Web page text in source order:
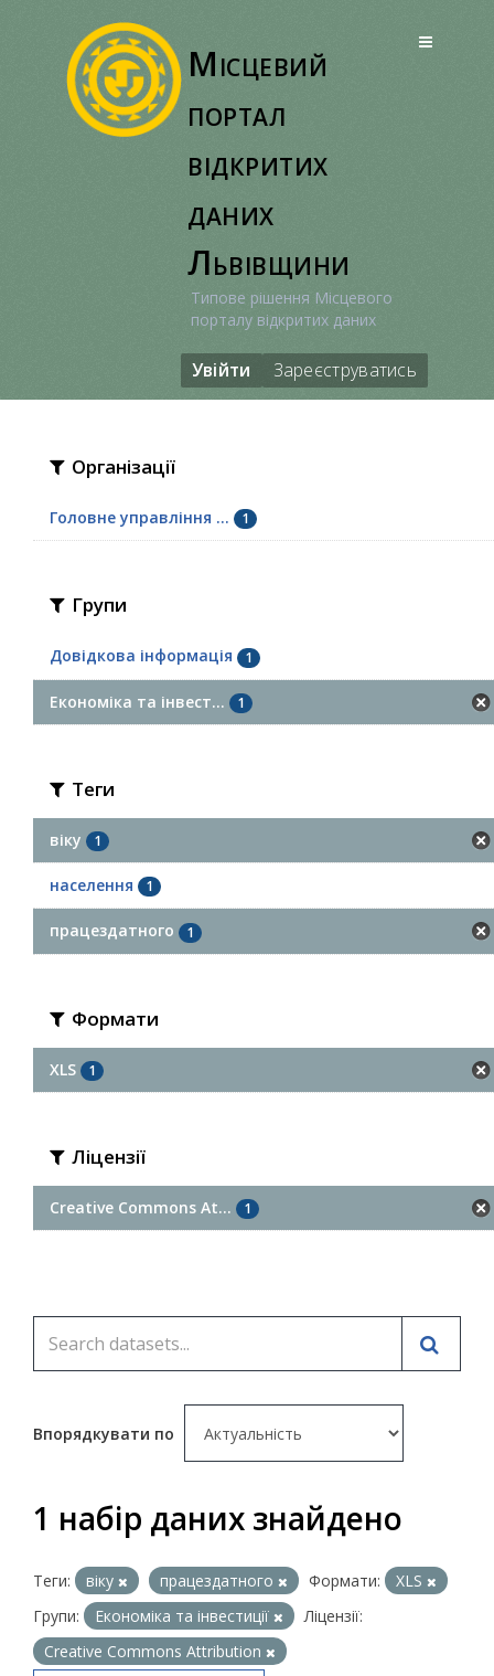
Місцевий
портал
відкритих
даних
Львівщини
Типове рішення Місцевого
порталу відкритих даних
Увійти Зареєструватись
Організації
Головне управління ... 1
Групи
Довідкова інформація 1
Економіка та інвест... 1
Теги
віку 1
населення 1
працездатного 1
Формати
XLS 1
Ліцензії
Creative Commons At... 1
Впорядкувати по
1 набір даних знайдено
Теги: віку працездатного Формати:
XLS
Групи:
Економіка та інвестиції
Ліцензії:
Creative Commons Attribution